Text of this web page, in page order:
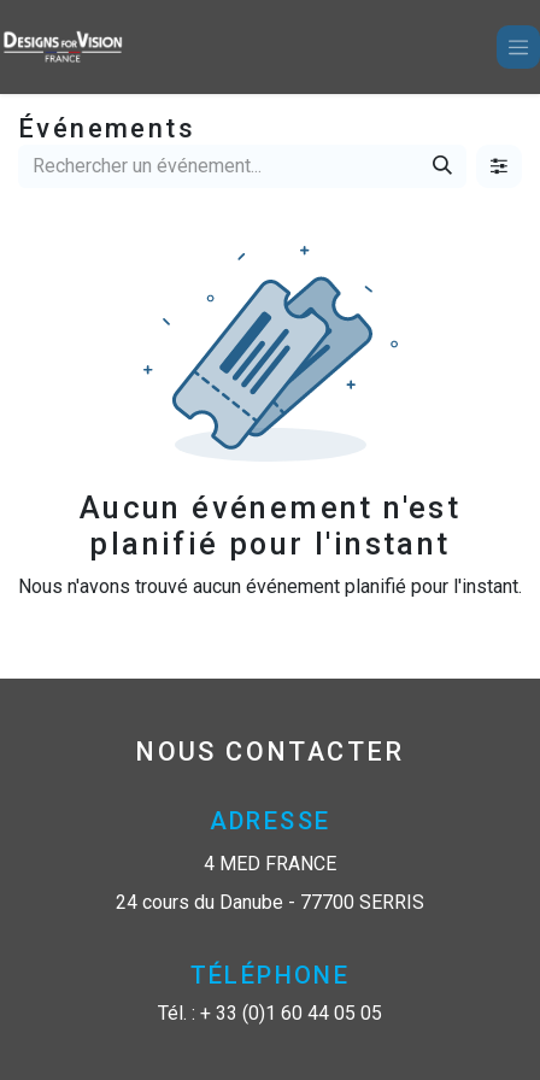
Événements
Aucun événement n'est
planifié pour l'instant
Nous n'avons trouvé aucun événement planifié pour l'instant.
NOUS CONTACTER
ADRESSE
4 MED FRANCE
24 cours du Danube - 77700 SERRIS
TÉLÉPHONE
Tél. : + 33 (0)1 60 44 05 05